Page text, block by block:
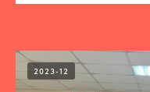
2023-12